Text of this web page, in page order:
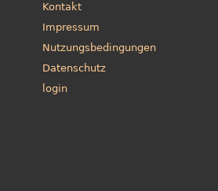
Kontakt
Impressum
Nutzungsbedingungen
Datenschutz
login